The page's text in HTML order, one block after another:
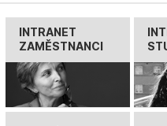
INTRANET
ZAMĚSTNANCI